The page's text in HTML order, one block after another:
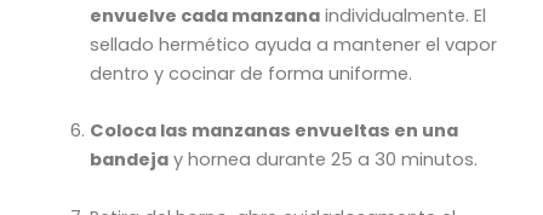
envuelve cada manzanaindividualmente. El
sellado hermético ayuda a mantener el vapor
dentro y cocinar de forma uniforme.
Coloca las manzanas envueltas en una
bandejay hornea durante 25 a 30 minutos.